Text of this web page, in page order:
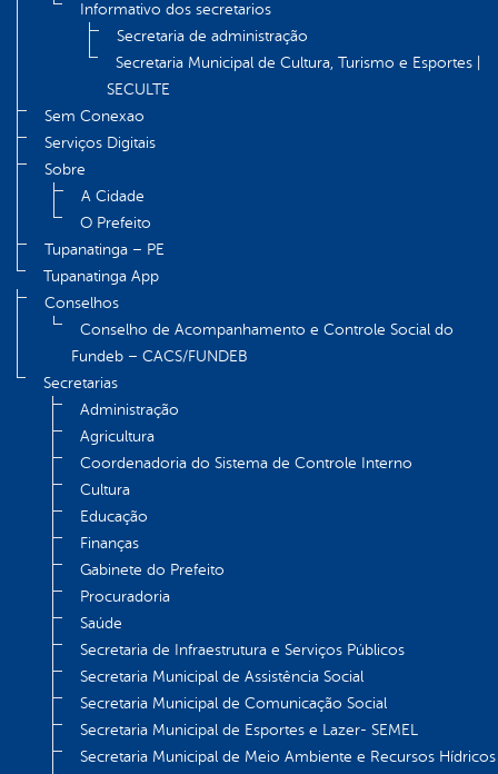
Informativo dos secretarios
Secretaria de administração
Secretaria Municipal de Cultura, Turismo e Esportes |
SECULTE
Sem Conexao
Serviços Digitais
Sobre
A Cidade
O Prefeito
Tupanatinga – PE
Tupanatinga App
Conselhos
Conselho de Acompanhamento e Controle Social do
Fundeb – CACS/FUNDEB
Secretarias
Administração
Agricultura
Coordenadoria do Sistema de Controle Interno
Cultura
Educação
Finanças
Gabinete do Prefeito
Procuradoria
Saúde
Secretaria de Infraestrutura e Serviços Públicos
Secretaria Municipal de Assistência Social
Secretaria Municipal de Comunicação Social
Secretaria Municipal de Esportes e Lazer- SEMEL
Secretaria Municipal de Meio Ambiente e Recursos Hídricos